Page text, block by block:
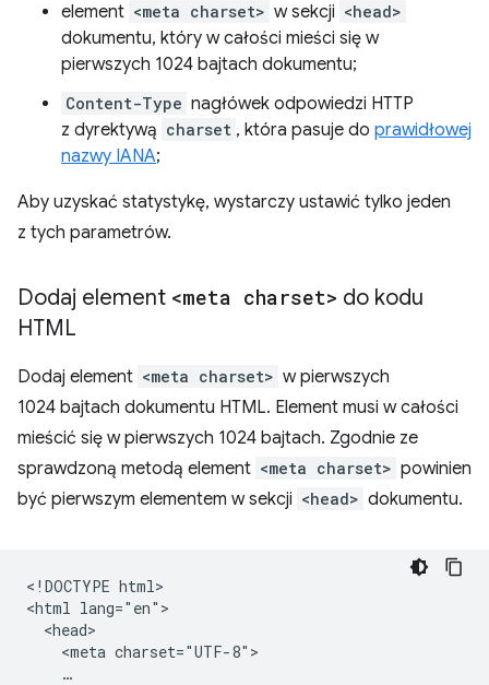
element <meta charset> w sekcji <head>
dokumentu, który w całości mieści się w
pierwszych 1024 bajtach dokumentu;
Content-Type nagłówek odpowiedzi HTTP
z dyrektywą charset , która pasuje do prawidłowej
nazwy IANA;
Aby uzyskać statystykę, wystarczy ustawić tylko jeden
z tych parametrów.
Dodaj element <meta charset> do kodu
HTML
Dodaj element <meta charset> w pierwszych
1024 bajtach dokumentu HTML. Element musi w całości
mieścić się w pierwszych 1024 bajtach. Zgodnie ze
sprawdzoną metodą element <meta charset> powinien
być pierwszym elementem w sekcji <head> dokumentu.
<!DOCTYPE html>
<html lang="en">
  <head>
    <meta charset="UTF-8">